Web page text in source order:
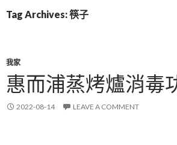
Tag Archives: 筷子
我家
惠而浦蒸烤爐消毒
2022-08-14 LEAVE A COMMENT